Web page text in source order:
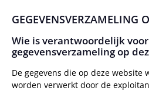
GEGEVENSVERZAMELING
Wie is verantwoordelijk
gegevensverzameling op
De gegevens die op deze website
worden verwerkt door de